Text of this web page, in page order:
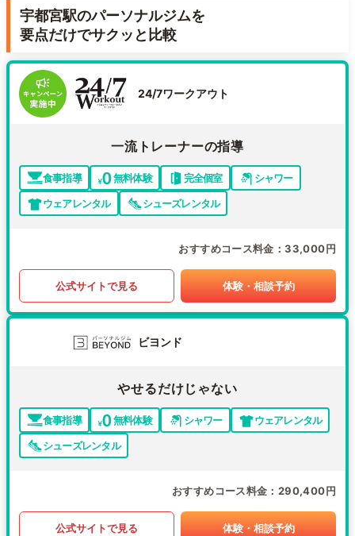
宇都宮駅のパーソナルジムを
要点だけでサクッと比較
24/7ワークアウト
一流トレーナーの指導
食事指導 無料体験 完全個室
シャワー
ウェアレンタル
シューズレンタル
おすすめコース料金 33,000円
公式サイトで見る 体験・相談予約
ビヨンド
やせるだけじゃない
食事指導 無料体験 シャワー
ウェアレンタル
シューズレンタル
おすすめコース料金 290,400円
公式サイトで見る 体験・相談予約